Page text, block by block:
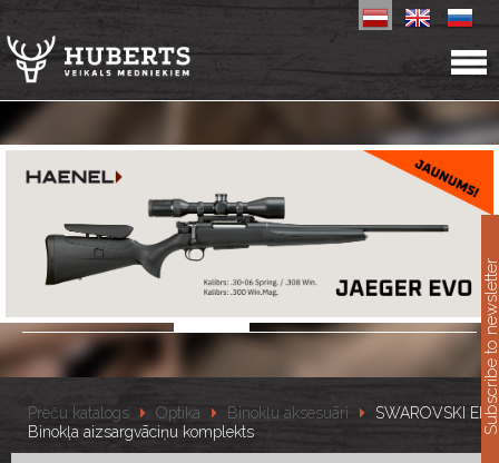
Preču katalogs Optika Binokļu aksesuāri
SWAROVSKI EL
Binokļa aizsargvāciņu komplekts
Subscribe